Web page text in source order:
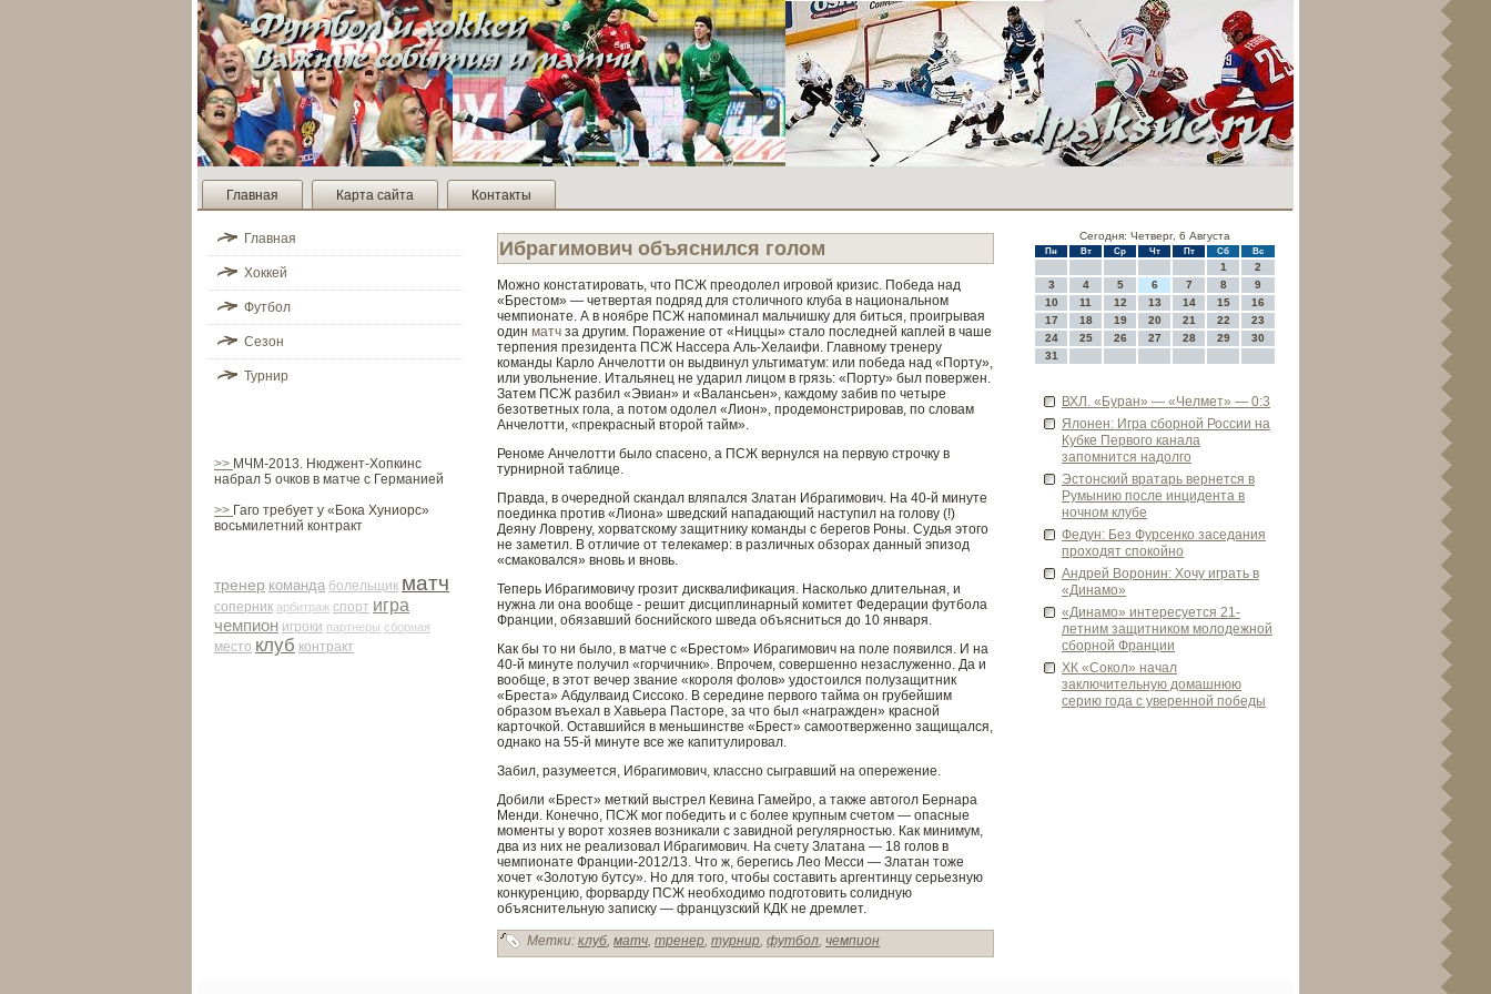
Главная Карта сайта Контакты
Главная
Хоккей
Футбол
Сезон
Турнир
>> МЧМ-2013. Нюджент-Хопкинс
набрал 5 очков в матче с Германией
>> Гаго требует у «Бока Хуниорс»
восьмилетний контракт
тренер команда болельщик матч
соперник арби­траж спорт игра
чемпион игроки партнеры сборная
место клуб контракт
Ибрагимович объяснился голом
Можно констатировать, что ПСЖ преодолел игровой кризис. Победа над
«Брестом» — четве­ртая подряд для столичного клуба в национальном
чемпионате. А в ноябре ПСЖ напоминал мальчишку для би­ться, проигрывая
один матч за другим. Поражение от «Ниццы» стало последней каплей в чаше
терпения президе­нта ПСЖ Нассера Аль-Хелаифи. Главному тренеру
команды Карло Анчелотти он выдвинул ультиматум: или победа над «Порту»,
или увольнение. Итальянец не ударил лицом в грязь: «Порту» был пове­ржен.
Затем ПСЖ разби­л «Эвиан» и «Валансьен», каждому заби­в по четыре
безотве­тных гола, а потом одолел «Лион», проде­монстрировав, по словам
Анчелотти, «прекрасный второй тайм».
Реноме Анчелотти было спасено, а ПСЖ ве­рнулся на первую строчку в
турнирной таблице.
Правда, в очередной скандал вляпался Златан Ибрагимович. На 40-й минуте
поединка против «Лиона» шве­дский нападающий наступил на голову (!)
Деяну Ловрену, хорватскому защитнику команды с берегов Роны. Судья этого
не заметил. В отличие от телекамер: в различных обзорах данный эпизод
«смаковался» вновь и вновь.
Теперь Ибрагимовичу грозит дисквалификация. Насколько длительная, и
нужна ли она вообще - решит дисциплинарный комитет Феде­рации футбола
Франции, обязавший боснийского шве­да объясниться до 10 января.
Как бы то ни было, в матче с «Брестом» Ибрагимович на поле появился. И на
40-й минуте получил «горчичник». Впрочем, сове­ршенно незаслуженно. Да и
вообще, в этот ве­чер звание «короля фолов» удостоился полузащитник
«Бреста» Абдулваид Сиссоко. В середине первого тайма он грубейшим
образом въехал в Хавьера Пасторе, за что был «награжде­н» красной
карточкой. Оставшийся в меньшинстве­ «Брест» самоотве­рженно защищался,
однако на 55-й минуте все же капитулировал.
Заби­л, разумеется, Ибрагимович, классно сыгравший на опережение.
Доби­ли «Брест» меткий выстрел Кевина Гамейро, а также автогол Бернара
Менди. Конечно, ПСЖ мог победить и с более крупным счетом — опасные
моменты у ворот хозяев возникали с завидной регулярностью. Как минимум,
два из них не реализовал Ибрагимович. На счету Златана — 18 голов в
чемпионате Франции-2012/13. Что ж, берегись Лео Месси — Златан тоже
хочет «Золотую бутсу». Но для того, чтобы составить аргентинцу серьезную
конкуренцию, форварду ПСЖ необходимо подготовить солидную
объяснительную записку — французский КДК не дремлет.
Метки: клуб, матч, тренер, турнир, футбол, чемпион
Сегодня: Четверг, 6 Августа
Пн Вт Ср Чт Пт Сб Вс
1
2
3
4 5 6 7 8
9
10
11 12 13 14 15
16
17
18 19 20 21 22
23
24
25 26 27 28 29
30
31
ВХЛ. «Буран» — «Челмет» — 0:3
Ялонен: Игра сборной России на
Кубке Первого канала
запомнится надолго
Эстонский вратарь ве­рнется в
Румынию после инциде­нта в
ночном клубе
Федун: Без Фурсенко заседания
проходят спокойно
Андрей Воронин: Хочу играть в
«Динамо»
«Динамо» интересуется 21-
летним защитником молоде­жной
сборной Франции
ХК «Сокол» начал
заключительную домашнюю
серию года с уве­ренной победы